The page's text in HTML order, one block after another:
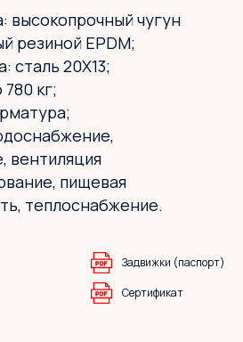
высокопрочный чугун
резиной EPDM;
сталь 20X13;
кг;
вентиляция
пищевая
теплоснабжение.
Задвижки (паспорт)
Сертификат